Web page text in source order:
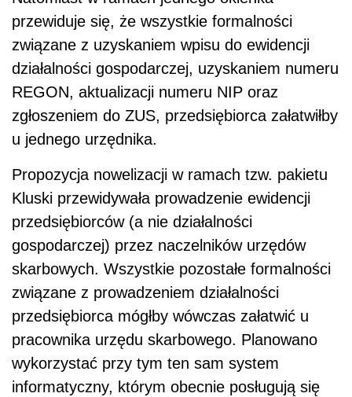
przewiduje się, że wszystkie formalności
związane z uzyskaniem wpisu do ewidencji
działalności gospodarczej, uzyskaniem numeru
REGON, aktualizacji numeru NIP oraz
zgłoszeniem do ZUS, przedsiębiorca załatwiłby
u jednego urzędnika.
Propozycja nowelizacji w ramach tzw. pakietu
Kluski przewidywała prowadzenie ewidencji
przedsiębiorców (a nie działalności
gospodarczej) przez naczelników urzędów
skarbowych. Wszystkie pozostałe formalności
związane z prowadzeniem działalności
przedsiębiorca mógłby wówczas załatwić u
pracownika urzędu skarbowego. Planowano
wykorzystać przy tym ten sam system
informatyczny, którym obecnie posługują się